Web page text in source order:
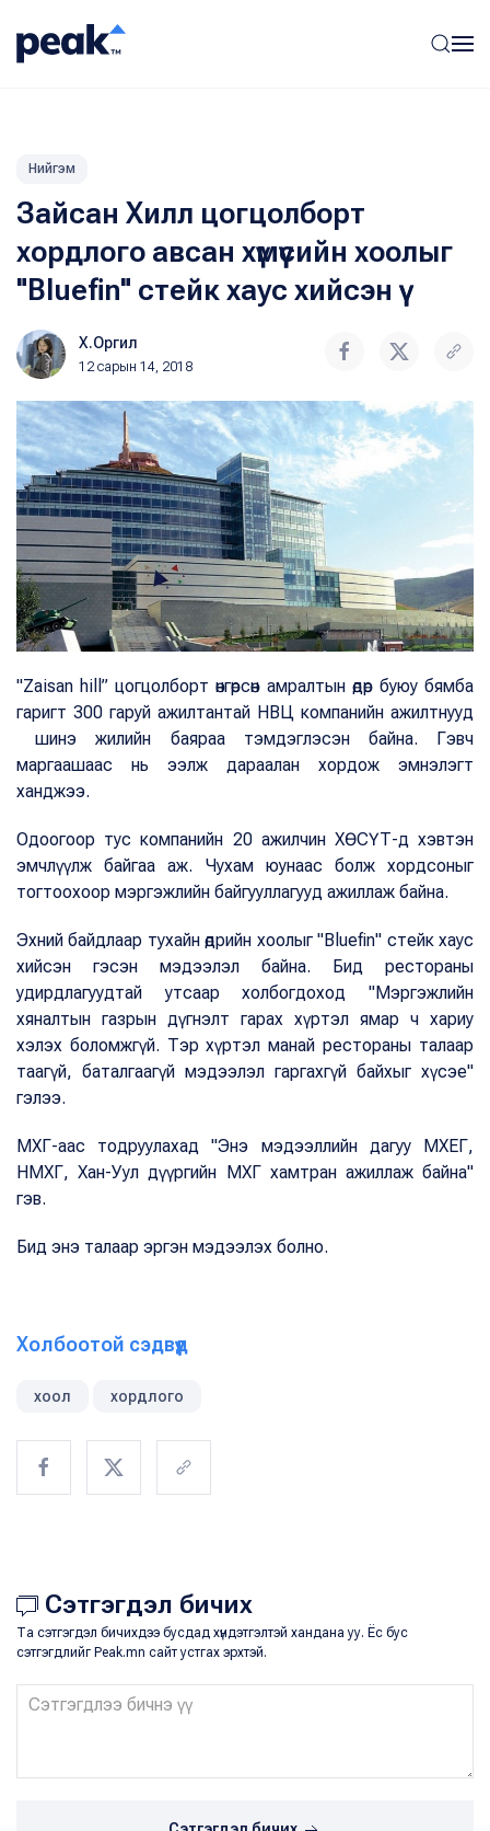
Нийгэм
Зайсан Хилл цогцолборт
хордлого авсан хүмүүсийн хоолыг
"Вluefin" стейк хаус хийсэн үү
Х.Оргил
12 сарын 14, 2018
"Zaisan hill” цогцолборт өнгөрсөн амралтын өдөр буюу бямба
гаригт 300 гаруй ажилтантай НВЦ компанийн ажилтнууд
шинэ жилийн баяраа тэмдэглэсэн байна. Гэвч
маргаашаас нь ээлж дараалан хордож эмнэлэгт
ханджээ.
Одоогоор тус компанийн 20 ажилчин ХӨСҮТ-д хэвтэн
эмчлүүлж байгаа аж. Чухам юунаас болж хордсоныг
тогтоохоор мэргэжлийн байгууллагууд ажиллаж байна.
Эхний байдлаар тухайн өдрийн хоолыг "Вluefin" стейк хаус
хийсэн гэсэн мэдээлэл байна. Бид рестораны
удирдлагуудтай утсаар холбогдоход "Мэргэжлийн
хяналтын газрын дүгнэлт гарах хүртэл ямар ч хариу
хэлэх боломжгүй. Тэр хүртэл манай рестораны талаар
таагүй, баталгаагүй мэдээлэл гаргахгүй байхыг хүсэе"
гэлээ.
МХГ-аас тодруулахад "Энэ мэдээллийн дагуу МХЕГ,
НМХГ, Хан-Уул дүүргийн МХГ хамтран ажиллаж байна"
гэв.
Бид энэ талаар эргэн мэдээлэх болно.
Холбоотой сэдвүүд
хоол хордлого
Сэтгэгдэл бичих
Та сэтгэгдэл бичихдээ бусдад хүндэтгэлтэй хандана уу. Ёс бус
сэтгэгдлийг Peak.mn сайт устгах эрхтэй.